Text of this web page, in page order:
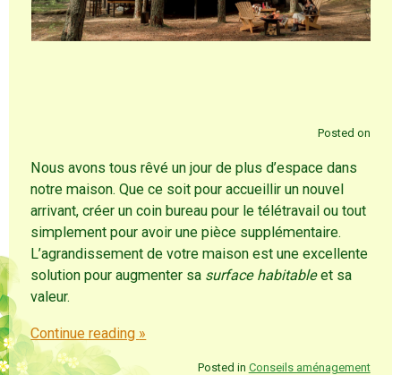
Posted on
Nous avons tous rêvé un jour de plus d’espace dans
notre maison. Que ce soit pour accueillir un nouvel
arrivant, créer un coin bureau pour le télétravail ou tout
simplement pour avoir une pièce supplémentaire.
L’agrandissement de votre maison est une excellente
solution pour augmenter sa surface habitableet sa
valeur.
Continue reading »
Posted in Conseils aménagement